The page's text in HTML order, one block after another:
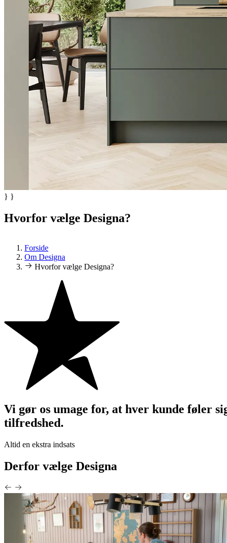
} }
Hvorfor vælge Designa?
Forside
Om Designa
Hvorfor vælge Designa?
Vi gør os umage for, at hver kunde føler
tilfredshed.
Altid en ekstra indsats
Derfor vælge Designa